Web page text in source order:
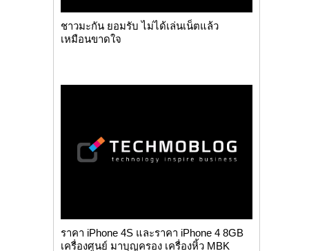
ชาวมะกัน ยอมรับ ไม่ได้เล่นเน็ตแล้ว
เหมือนขาดใจ
ราคา iPhone 4S และราคา iPhone 4 8GB
เครื่องศูนย์ มาบุญครอง เครื่องหิ้ว MBK